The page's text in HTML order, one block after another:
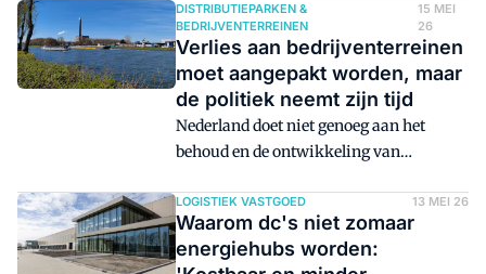
benadrukt vastgoedontwikkelaar en -
investeerder Montea bij de presentatie
van de kwartaalcijfers. 'We zien vaker
dat grote beslissingen worden
uitgesteld.'
DISTRIBUTIEPARKEN &
BEDRIJVENTERREINEN
15 MEI
26
Verlies aan bedrijventerreinen
moet aangepakt worden, maar
de politiek neemt zijn tijd
Nederland doet niet genoeg aan het
behoud en de ontwikkeling van
daarom dit jaar met een pakket aan
maatregelen komen, maar de plannen
lijken niet erg te vlotten.
LOGISTIEK VASTGOED 13 MEI 26
Waarom dc's niet zomaar
energiehubs worden: